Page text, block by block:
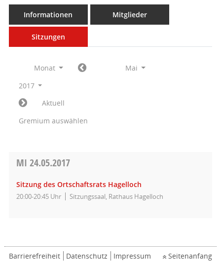
Informationen Mitglieder
Sitzungen
Monat
Mai
2017
Aktuell
Gremium auswählen
MI 24.05.2017
Sitzung des Ortschaftsrats Hagelloch
20:00-20:45 Uhr Sitzungssaal, Rathaus Hagelloch
Barrierefreiheit Datenschutz Impressum Seitenanfang